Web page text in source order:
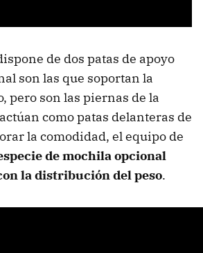
de dos patas de apoyo
son las que soportan la
pero son las piernas de la
como patas delanteras de
la comodidad, el equipo de
de mochila opcional
la distribución del peso.